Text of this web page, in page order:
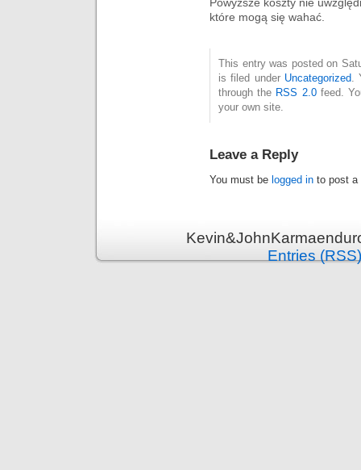
które mogą się wahać.
This entry was posted on
is filed under Uncategorized.
through the RSS 2.0feed.
your own site.
Leave a Reply
You must be logged in to post a
Entries (RSS)